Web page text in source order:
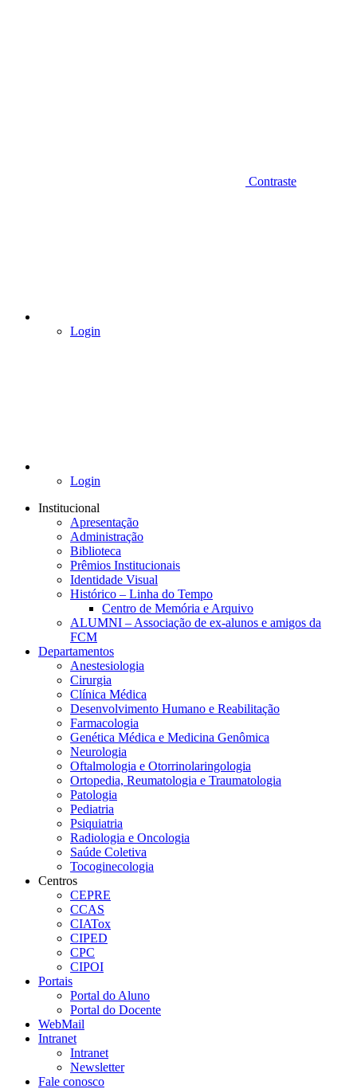
Contraste
Login
Login
Institucional
Apresentação
Administração
Biblioteca
Prêmios Institucionais
Identidade Visual
Histórico – Linha do Tempo
Centro de Memória e Arquivo
ALUMNI – Associação de ex-alunos e amigos da
FCM
Departamentos
Anestesiologia
Cirurgia
Clínica Médica
Desenvolvimento Humano e Reabilitação
Farmacologia
Genética Médica e Medicina Genômica
Neurologia
Oftalmologia e Otorrinolaringologia
Ortopedia, Reumatologia e Traumatologia
Patologia
Pediatria
Psiquiatria
Radiologia e Oncologia
Saúde Coletiva
Tocoginecologia
Centros
CEPRE
CCAS
CIATox
CIPED
CPC
CIPOI
Portais
Portal do Aluno
Portal do Docente
WebMail
Intranet
Intranet
Newsletter
Fale conosco